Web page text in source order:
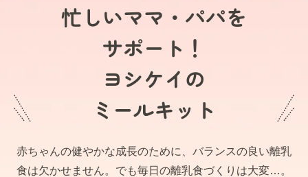
忙しいママ・パパを
サポート！
ヨシケイの
ミールキット
赤ちゃんの健やかな成長のために、バランスの良い離乳
食は欠かせません。でも毎日の離乳食づくりは大変…。